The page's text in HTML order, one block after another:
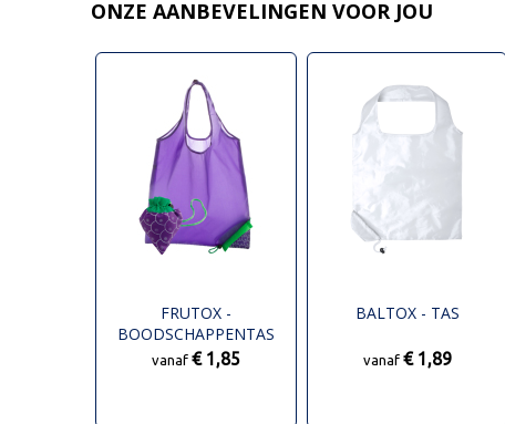
ONZE AANBEVELINGEN VOOR JOU
FRUTOX -
BOODSCHAPPENTAS
vanaf € 1,85
BALTOX - TAS
vanaf € 1,89